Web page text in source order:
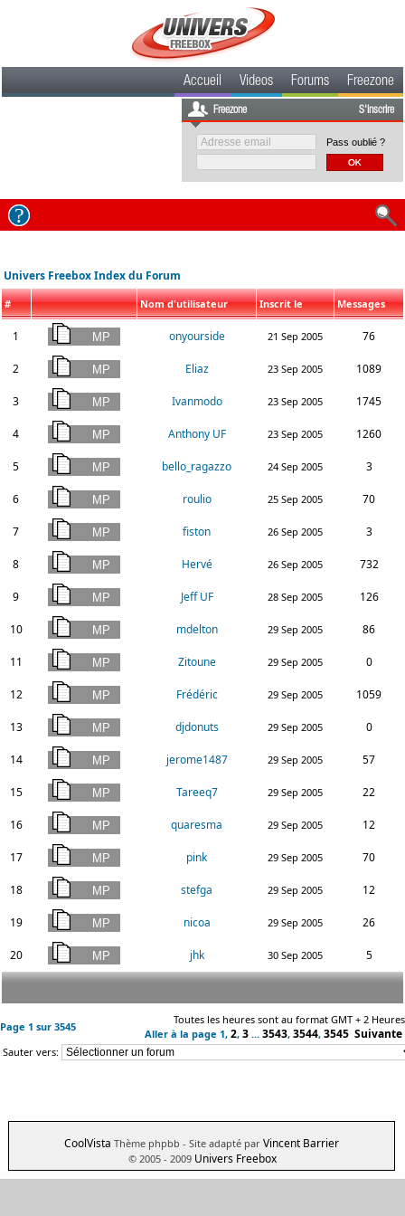
Accueil Videos Forums Freezone
Freezone S'inscrire
Pass oublié ?
Univers Freebox Index du Forum
# Nom d'utilisateur Inscrit le Messages
1 onyourside 21 Sep 2005 76
2 Eliaz 23 Sep 2005 1089
3 Ivanmodo 23 Sep 2005 1745
4 Anthony UF 23 Sep 2005 1260
5 bello_ragazzo 24 Sep 2005 3
6 roulio 25 Sep 2005 70
7 fiston 26 Sep 2005 3
8 Hervé 26 Sep 2005 732
9 Jeff UF 28 Sep 2005 126
10 mdelton 29 Sep 2005 86
11 Zitoune 29 Sep 2005 0
12 Frédéric 29 Sep 2005 1059
13 djdonuts 29 Sep 2005 0
14 jerome1487 29 Sep 2005 57
15 Tareeq7 29 Sep 2005 22
16 quaresma 29 Sep 2005 12
17 pink 29 Sep 2005 70
18 stefga 29 Sep 2005 12
19 nicoa 29 Sep 2005 26
20 jhk 30 Sep 2005 5
Page 1 sur 3545
Toutes les heures sont au format GMT + 2 Heures
Aller à la page 1, 2, 3 ... 3543, 3544, 3545 Suivante
Sauter vers:
CoolVista Thème phpbb - Site adapté par Vincent Barrier
© 2005 - 2009 Univers Freebox